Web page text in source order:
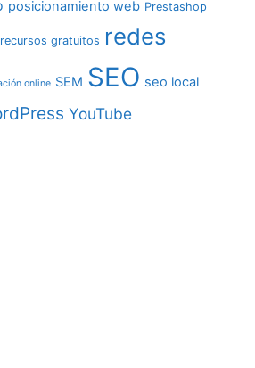
posicionamiento web Prestashop
recursos gratuitos redes
online SEM SEO seo local
YouTube